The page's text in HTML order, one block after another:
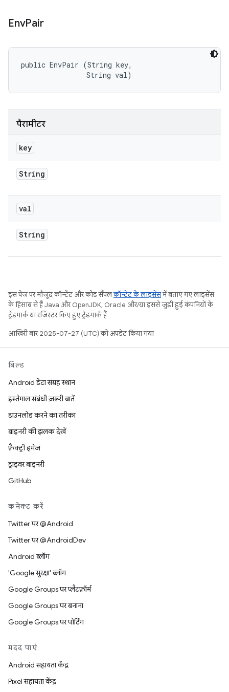
EnvPair
public EnvPair (String key,
                String val)
पैरामीटर
key
String
val
String
इस पेज पर मौजूद कॉन्टेंट और कोड सैंपलकॉन्टेंट के लाइसेंसमें बताए गए लाइसेंस
के हिसाब से हैं. Java और OpenJDK, Oracle और/या इससे जुड़ी हुई कंपनियों के
ट्रेडमार्क या रजिस्टर किए हुए ट्रेडमार्क हैं.
आखिरी बार 2025-07-27 (UTC) को अपडेट किया गया.
बिल्ड
Android डेटा संग्रह स्थान
इस्तेमाल संबंधी ज़रूरी बातें
डाउनलोड करने का तरीका
बाइनरी की झलक देखें
फ़ैक्ट्री इमेज
ड्राइवर बाइनरी
GitHub
कनेक्ट करें
Twitter पर @Android
Twitter पर @AndroidDev
Android ब्लॉग
'Google सुरक्षा' ब्लॉग
Google Groups पर प्लैटफ़ॉर्म
Google Groups पर बनाना
Google Groups पर पोर्टिंग
मदद पाएं
Android सहायता केंद्र
Pixel सहायता केंद्र